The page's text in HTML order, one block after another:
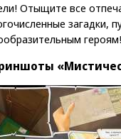
Отыщите все
загадки,
героям!